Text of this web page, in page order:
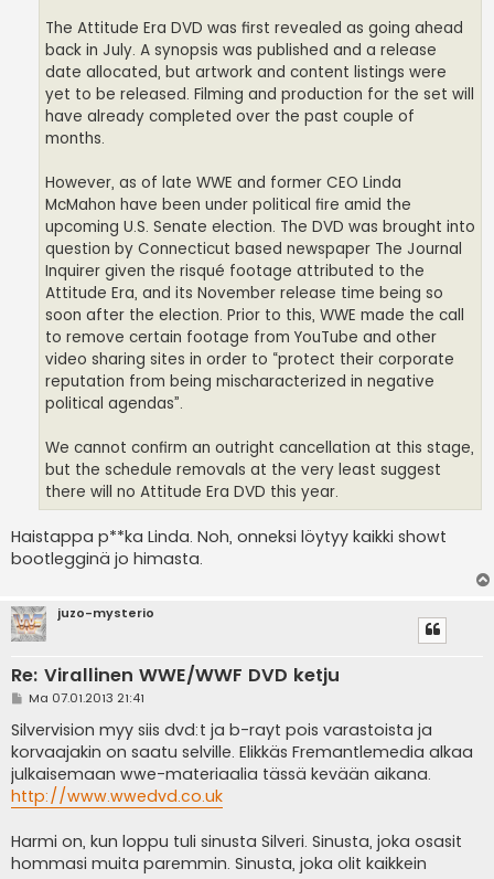
The Attitude Era DVD was first revealed as going ahead
back in July. A synopsis was published and a release
date allocated, but artwork and content listings were
yet to be released. Filming and production for the set will
have already completed over the past couple of
months.
However, as of late WWE and former CEO Linda
McMahon have been under political fire amid the
upcoming U.S. Senate election. The DVD was brought into
question by Connecticut based newspaper The Journal
Inquirer given the risqué footage attributed to the
Attitude Era, and its November release time being so
soon after the election. Prior to this, WWE made the call
to remove certain footage from YouTube and other
video sharing sites in order to “protect their corporate
reputation from being mischaracterized in negative
political agendas”.
We cannot confirm an outright cancellation at this stage,
but the schedule removals at the very least suggest
there will no Attitude Era DVD this year.
Haistappa p**ka Linda. Noh, onneksi löytyy kaikki showt
bootlegginä jo himasta.
juzo-mysterio
Re: Virallinen WWE/WWF DVD ketju
V
e
s
t
i
Ma 07.01.2013 21:41
Silvervision myy siis dvd:t ja b-rayt pois varastoista ja
korvaajakin on saatu selville. Elikkäs Fremantlemedia alkaa
julkaisemaan wwe-materiaalia tässä kevään aikana.
http://www.wwedvd.co.uk
Harmi on, kun loppu tuli sinusta Silveri. Sinusta, joka osasit
hommasi muita paremmin. Sinusta, joka olit kaikkein